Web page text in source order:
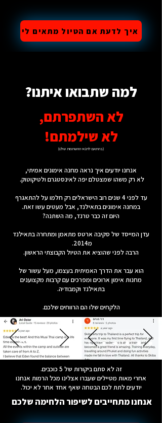
איך לדעת אם הטיול מתאים לי
למה שתבואו איתנו?
לא השתפרתם,
לא שילמתם!
(בהתאם לתנאי ההשתפות שלנו)
אנחנו יודעים איך נראה מחנה אימונים אמיתי,
לא רק משהו שמצטלם יפה לאינסטגרם ולטיקוטוק.
עד לפני 4 שנים רוב הישראלים רק חלמו על להתאגרף
במחנה אימונים בתאילנד, אבל מעטים עשו זאת.
היום זה כבר טרנד, מה השתנה?
עדן המייסד של סקיבה ארטס מתאמן ומתחרה בתאילנד
מ2014.
הרבה לפני שהוציא את הטיול הקבוצתי הראשון.
הוא עבר את הדרך האמיתית בעצמו, מעל עשור של
מחנות אימון ארוכים ומפרכים עם קרבות מקצוענים
בתאילנד וקמבודיה.
הלקחים שלו הם הרווחים שלכם.
זה לא סתם ביקורות של 5 כוכבים.
אחרי מאות מטיילים שעברו אצלינו מכל הרמות אנחנו
יודעים לתת לכם הבטחה שאף אחד אחר לא יכול.
אנחנו מתחייבים לשיפור הלחימה שלכם